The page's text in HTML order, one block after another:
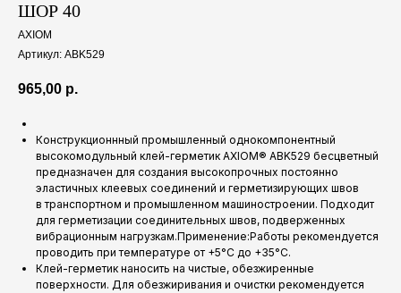
ШОР 40
AXIOM
Артикул: ABK529
965,00 р.
Конструкционнный промышленный однокомпонентный
высокомодульный клей-герметик AXIOM® ABK529 бесцветный
предназначен для создания высокопрочных постоянно
эластичных клеевых соединений и герметизирующих швов
в транспортном и промышленном машиностроении. Подходит
для герметизации соединительных швов, подверженных
вибрационным нагрузкам.Применение:Работы рекомендуется
проводить при температуре от +5°C до +35°C.
Клей-герметик наносить на чистые, обезжиренные
поверхности. Для обезжиривания и очистки рекомендуется